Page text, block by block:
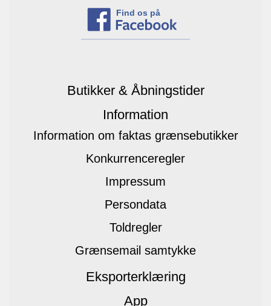
Find os på
Butikker & Åbningstider
Information
Information om faktas grænsebutikker
Konkurrenceregler
Impressum
Persondata
Toldregler
Grænsemail samtykke
Eksporterklæring
App